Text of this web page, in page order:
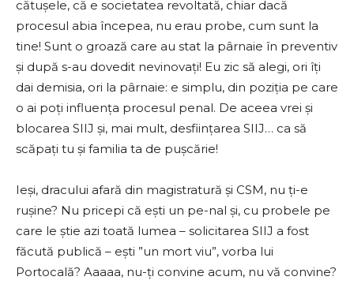
cătușele, că e societatea revoltată, chiar dacă
procesul abia începea, nu erau probe, cum sunt la
tine! Sunt o groază care au stat la pârnaie în preventiv
și după s-au dovedit nevinovați! Eu zic să alegi, ori îți
dai demisia, ori la pârnaie: e simplu, din poziția pe care
o ai poți influența procesul penal. De aceea vrei și
blocarea SIIJ și, mai mult, desființarea SIIJ… ca să
scăpați tu și familia ta de pușcărie!
Ieși, dracului afară din magistratură și CSM, nu ți-e
rușine? Nu pricepi că ești un pe-nal și, cu probele pe
care le știe azi toată lumea – solicitarea SIIJ a fost
făcută publică – ești ”un mort viu”, vorba lui
Portocală? Aaaaa, nu-ți convine acum, nu vă convine?